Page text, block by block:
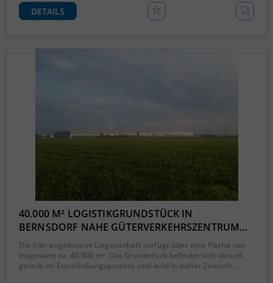
DETAILS
40.000 M² LOGISTIKGRUNDSTÜCK IN
BERNSDORF NAHE GÜTERVERKEHRSZENTRUM…
Die hier angebotene Liegenschaft verfügt über eine Fläche von
insgesamt ca. 40.000 m². Das Grundstück befindet sich aktuell
gerade im Erschließungsprozess und wird in naher Zukunft…